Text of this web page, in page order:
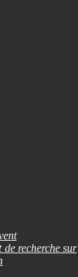
recherche sur